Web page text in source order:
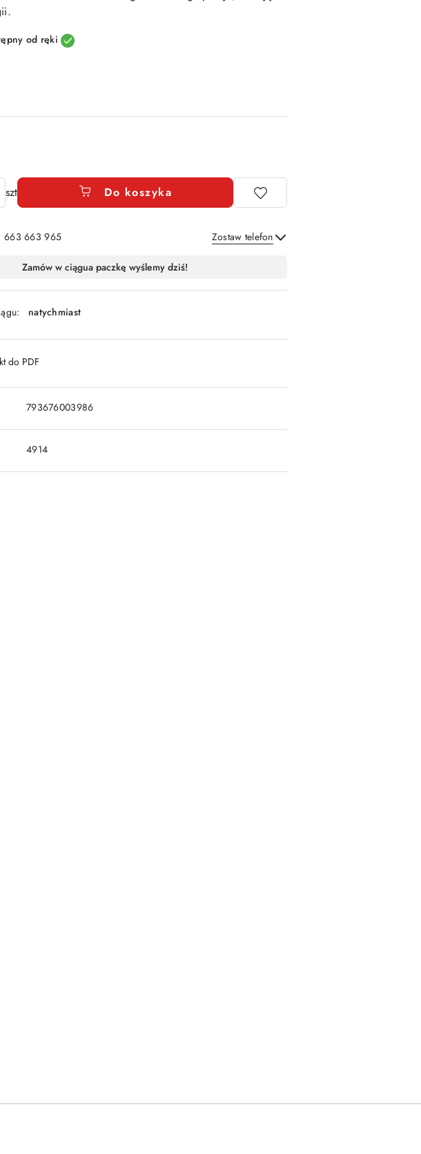
od ręki
szt Do koszyka
663 663 965 Zostaw telefon
Zamów w ciągua paczkę wyślemy dziś!
natychmiast
do PDF
793676003986
4914